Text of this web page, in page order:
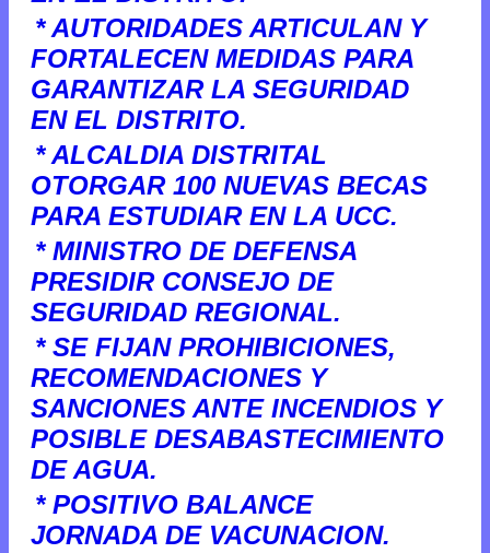
* AUTORIDADES ARTICULAN Y
FORTALECEN MEDIDAS PARA
GARANTIZAR LA SEGURIDAD
EN EL DISTRITO.
* ALCALDIA DISTRITAL
OTORGAR 100 NUEVAS BECAS
PARA ESTUDIAR EN LA UCC.
* MINISTRO DE DEFENSA
PRESIDIR CONSEJO DE
SEGURIDAD REGIONAL.
* SE FIJAN PROHIBICIONES,
RECOMENDACIONES Y
SANCIONES ANTE INCENDIOS Y
POSIBLE DESABASTECIMIENTO
DE AGUA.
* POSITIVO BALANCE
JORNADA DE VACUNACION.